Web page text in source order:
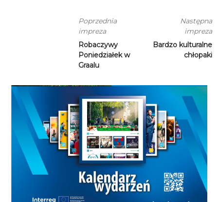
Poprzednia
impreza
Robaczywy
Poniedziałek w
Graalu
Następna
impreza
Bardzo kulturalne
chłopaki